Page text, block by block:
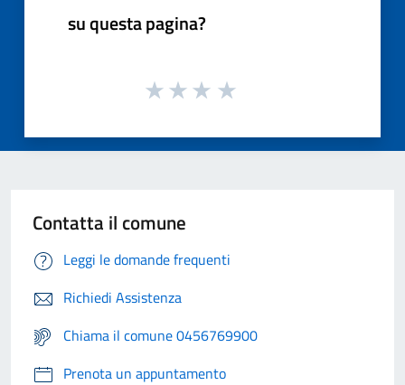
su questa pagina?
Contatta il comune
Leggi le domande frequenti
Richiedi Assistenza
Chiama il comune 0456769900
Prenota un appuntamento